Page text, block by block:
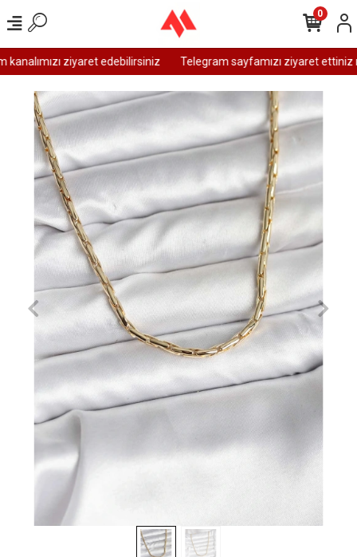
ziyaret edebilirsiniz Telegram sayfamızı ziyaret ettiniz
0